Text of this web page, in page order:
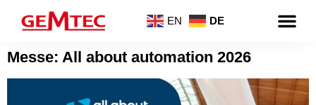
EN DE
Messe: All about automation 2026